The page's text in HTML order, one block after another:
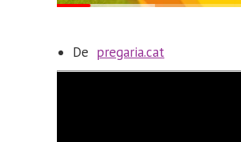
De pregaria.cat